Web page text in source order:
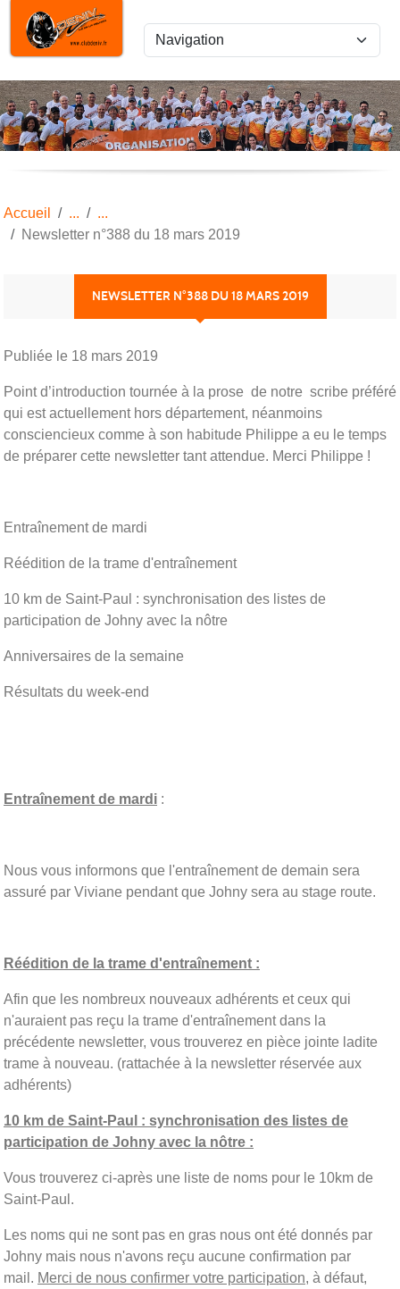
Accueil
Newsletter n°388 du 18 mars 2019
NEWSLETTER N°388 DU 18 MARS 2019
Publiée le 18 mars 2019
Point d’introduction tournée à la prose de notre scribe préféré
qui est actuellement hors département, néanmoins
consciencieux comme à son habitude Philippe a eu le temps
de préparer cette newsletter tant attendue. Merci Philippe !
Entraînement de mardi
Réédition de la trame d'entraînement
10 km de Saint-Paul : synchronisation des listes de
participation de Johny avec la nôtre
Anniversaires de la semaine
Résultats du week-end
Entraînement de mardi :
Nous vous informons que l'entraînement de demain sera
assuré par Viviane pendant que Johny sera au stage route.
Réédition de la trame d'entraînement :
Afin que les nombreux nouveaux adhérents et ceux qui
n'auraient pas reçu la trame d'entraînement dans la
précédente newsletter, vous trouverez en pièce jointe ladite
trame à nouveau. (rattachée à la newsletter réservée aux
adhérents)
10 km de Saint-Paul : synchronisation des listes de
participation de Johny avec la nôtre :
Vous trouverez ci-après une liste de noms pour le 10km de
Saint-Paul.
Les noms qui ne sont pas en gras nous ont été donnés par
Johny mais nous n'avons reçu aucune confirmation par
mail. Merci de nous confirmer votre participation, à défaut,
Panneau de gestion des cookies